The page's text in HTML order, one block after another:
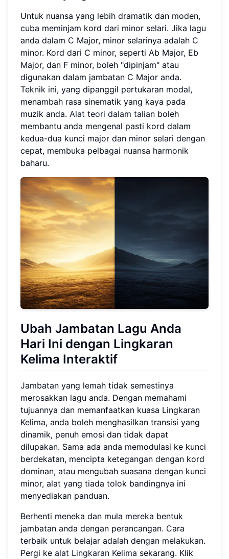
Untuk nuansa yang lebih dramatik dan moden,
cuba meminjam kord dari minor selari. Jika lagu
anda dalam C Major, minor selarinya adalah C
minor. Kord dari C minor, seperti Ab Major, Eb
Major, dan F minor, boleh "dipinjam" atau
digunakan dalam jambatan C Major anda.
Teknik ini, yang dipanggil pertukaran modal,
menambah rasa sinematik yang kaya pada
muzik anda. Alat teori dalam talian boleh
membantu anda mengenal pasti kord dalam
kedua-dua kunci major dan minor selari dengan
cepat, membuka pelbagai nuansa harmonik
baharu.
Ubah Jambatan Lagu Anda
Hari Ini dengan Lingkaran
Kelima Interaktif
Jambatan yang lemah tidak semestinya
merosakkan lagu anda. Dengan memahami
tujuannya dan memanfaatkan kuasa Lingkaran
Kelima, anda boleh menghasilkan transisi yang
dinamik, penuh emosi dan tidak dapat
dilupakan. Sama ada anda memodulasi ke kunci
berdekatan, mencipta ketegangan dengan kord
dominan, atau mengubah suasana dengan kunci
minor, alat yang tiada tolok bandingnya ini
menyediakan panduan.
Berhenti meneka dan mula mereka bentuk
jambatan anda dengan perancangan. Cara
terbaik untuk belajar adalah dengan melakukan.
Pergi ke alat Lingkaran Kelima sekarang. Klik